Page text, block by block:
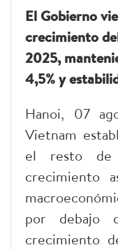
El Gobierno
crecimiento
2025,
4,5% y
Hanoi, 07
Vietnam
el resto de
crecimiento
por
crecimiento